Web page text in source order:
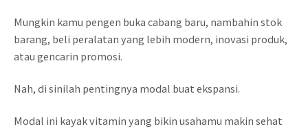
Mungkin kamu pengen buka cabang baru, nambahin stok
barang, beli peralatan yang lebih modern, inovasi produk,
atau gencarin promosi.
Nah, di sinilah pentingnya modal buat ekspansi.
Modal ini kayak vitamin yang bikin usahamu makin sehat